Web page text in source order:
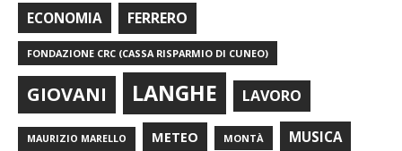
ECONOMIA FERRERO
FONDAZIONE CRC (CASSA RISPARMIO DI CUNEO)
GIOVANI LANGHE LAVORO
MAURIZIO MARELLO METEO MONTÀ MUSICA